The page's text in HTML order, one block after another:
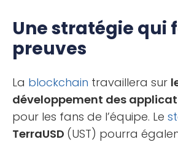
Une stratégie qui
preuves
La blockchain travaillera sur
développement des
pour les fans de l’équipe. Le
TerraUSD (UST) pourra